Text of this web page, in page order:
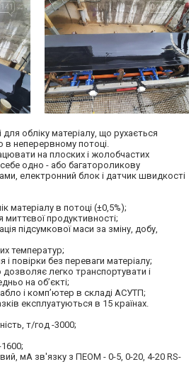
для обліку матеріалу, що рухається
неперервному потоці.
на плоских і жолобчастих
одно - або багатороликову
електронний блок і датчик швидкості
матеріалу в потоці (±0,5%);
миттєвої продуктивності;
підсумкової маси за зміну, добу,
температур;
і повірки без переваги матеріалу;
дозволяє легко транспортувати і
на об’єкті;
і комп’ютер в складі АСУТП;
експлуатуються в 15 країнах.
т/год -3000;
мА зв'язку з ПЕОМ - 0-5, 0-20, 4-20 RS-